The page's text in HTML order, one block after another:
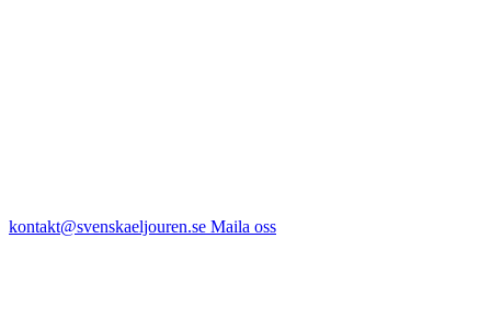
kontakt@svenskaeljouren.se Maila oss